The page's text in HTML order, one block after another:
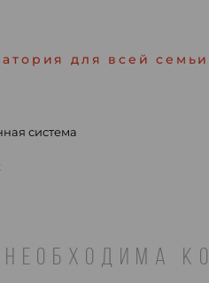
для всей семьи
система